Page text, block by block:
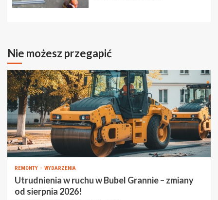
Nie możesz przegapić
REMONTY WYDARZENIA
Utrudnienia w ruchu w Bubel Grannie – zmiany
od sierpnia 2026!